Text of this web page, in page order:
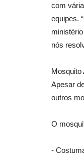
com
equipes.
nós
Mosquito
Apesar
outros
O
-